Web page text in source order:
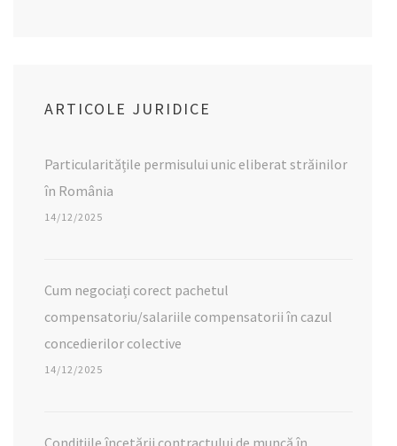
ARTICOLE JURIDICE
Particularitățile permisului unic eliberat străinilor
în România
14/12/2025
Cum negociați corect pachetul
compensatoriu/salariile compensatorii în cazul
concedierilor colective
14/12/2025